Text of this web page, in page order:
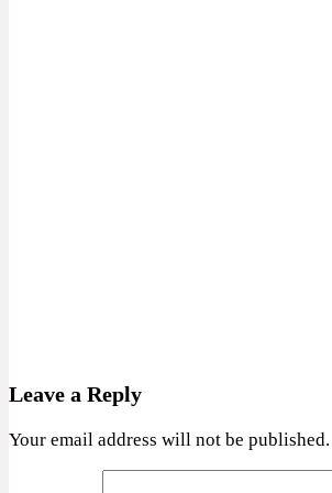
Leave a Reply
Your email address will not be published.